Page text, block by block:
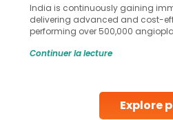
Explore
India is continuously gaining
delivering advanced and cost-
performing over 500,000
globe are searching for
Studies, such as one published
Continuer la lecture